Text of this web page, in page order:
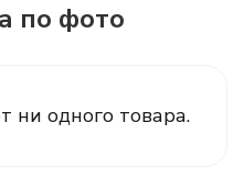
по фото
ни одного товара.